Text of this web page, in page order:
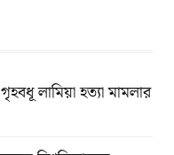
লামিয়া হত্যা মামলার